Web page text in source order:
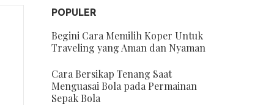
POPULER
Begini Cara Memilih Koper Untuk
Traveling yang Aman dan Nyaman
Cara Bersikap Tenang Saat
Menguasai Bola pada Permainan
Sepak Bola